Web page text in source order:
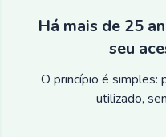
Há mais de 25
seu
O princípio é simples:
utilizado,